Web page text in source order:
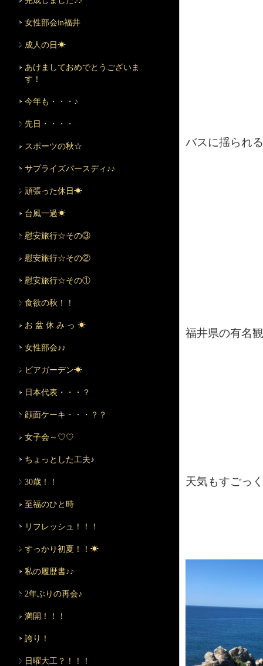
バスに揺られ
福井県の有名
天気もすごっ
女性部会in福井
成人の日☀
あけましておめでとうございま
す！
今年も・・・♪
先日・・・・
スポーツの秋☆
サプライズバースディ♪♪
頑張った休日☀
台風一過☀
慰安旅行☆その③
慰安旅行☆その②
慰安旅行☆その①
食欲の秋！！
お 盆 休 み っ ☀
女性部会♪♪
ビアガーデン☀
日本代表・・・？
顔面ケーキ・・・？？
女子会～♡♡
ちょっとした工夫♪
30歳！！
至福のひと時
リフレッシュ！！！
すっかり初夏！！☀
私の履歴書♪♪
2年ぶりの再会♪
満開！！！
誇り！
日曜大工？！！！